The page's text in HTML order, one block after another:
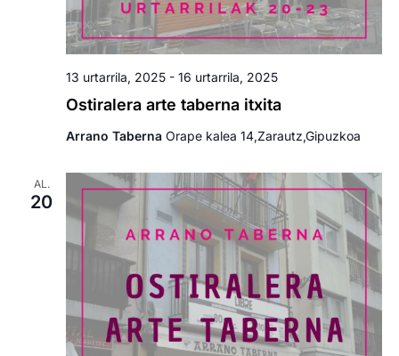
Ostiralera arte taberna itxita
13 urtarrila, 2025- 16 urtarrila, 2025
Arrano Taberna Orape kalea 14,Zarautz,Gipuzkoa
AL.
20